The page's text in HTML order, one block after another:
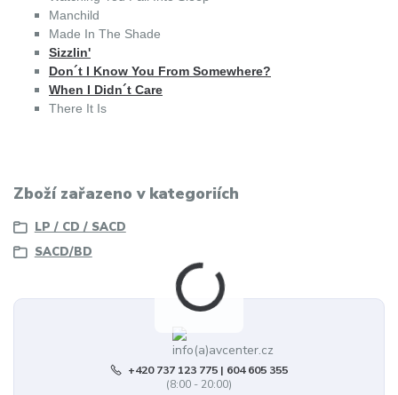
Manchild
Made In The Shade
Sizzlin'
Don´t I Know You From Somewhere?
When I Didn´t Care
There It Is
Zboží zařazeno v kategoriích
LP / CD / SACD
SACD/BD
+420 737 123 775 | 604 605 355
(8:00 - 20:00)